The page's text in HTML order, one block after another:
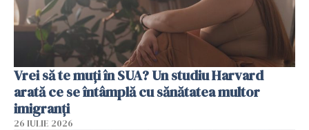
Vrei să te muți în SUA? Un studiu Harvard
arată ce se întâmplă cu sănătatea multor
imigranți
26 IULIE 2026